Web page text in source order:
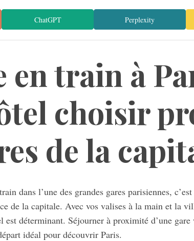
ChatGPT Perplexity
en train à
choisir
de la
dans l’une des grandes gares parisiennes,
de la capitale. Avec vos valises à la main et la
est déterminant. Séjourner à proximité d’une
idéal pour découvrir Paris.